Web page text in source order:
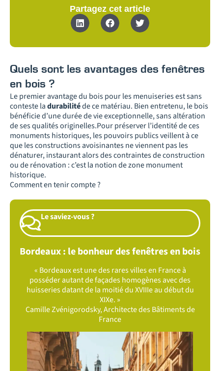
Quels sont les avantages des fenêtres
en bois ?
Le premier avantage du bois pour les menuiseries est sans
conteste ladurabilitéde ce matériau. Bien entretenu, le bois
bénéficie d’une durée de vie exceptionnelle, sans altération
de ses qualités originelles.Pour préserver l’identité de ces
monuments historiques, les pouvoirs publics veillent à ce
que les constructions avoisinantes ne viennent pas les
dénaturer, instaurant alors des contraintes de construction
ou de rénovation : c’est la notion de zone monument
historique.
Comment en tenir compte ?
Le saviez-vous ?
Bordeaux : le bonheur des fenêtres en bois
« Bordeaux est une des rares villes en France à
posséder autant de façades homogènes avec des
huisseries datant de la moitié du XVIIIe au début du
XIXe. »
Camille Zvénigorodsky, Architecte des Bâtiments de
France
Partagez cet article